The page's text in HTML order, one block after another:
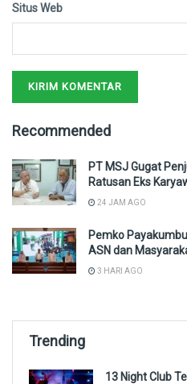
Situs Web
Recommended
PT MSJ Gugat
Ratusan Eks
24 JAM AGO
Pemko
ASN dan
3 HARI AGO
Trending
13 Night Club